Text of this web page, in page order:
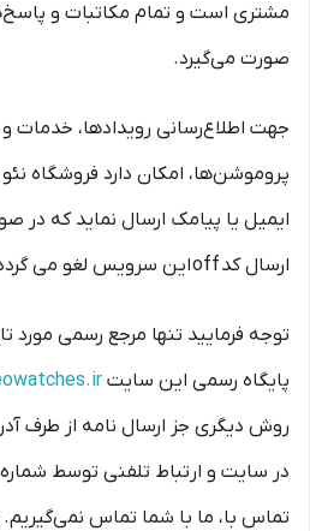
مشتری است و تمام مکاتبات و
صورت می‌گیرد.
جهت اطلاع‌رسانی رویدادها، خدمات
پروموشن‌ها، امکان دارد فروشگاه
ایمیل یا پیامک ارسال نماید که در
ارسال کد off این سرویس لغو می گردد.
توجه فرمایید تنها مرجع رسمی مورد
پایگاه رسمی این سایت
روش دیگری جز ارسال نامه از طرف
در سایت و ارتباط تلفنی توسط
تماس با، ما با شما تماس